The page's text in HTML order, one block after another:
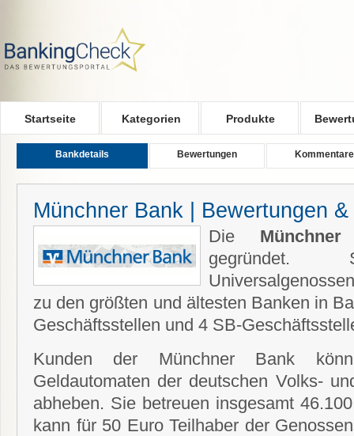
Startseite Kategorien Produkte
Bankdetails Bewertungen Kommentare
Münchner Bank | Bewertungen
Die
zu den größten und ältesten Banken in
Geschäftsstellen und 4 SB-
Kunden der Münchner Bank
Geldautomaten der deutschen Volks-
abheben. Sie betreuen insgesamt
kann für 50 Euro Teilhaber der